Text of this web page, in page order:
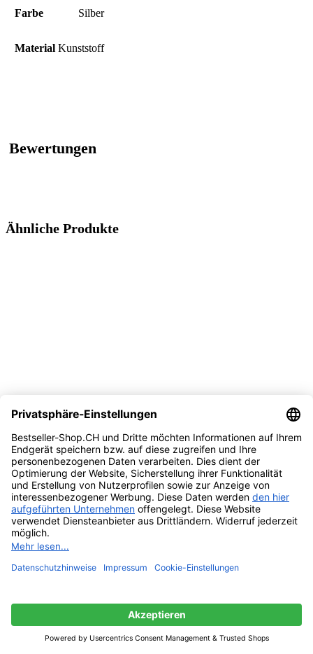
Farbe ‎Silber
Material ‎Kunststoff
Bewertungen
Ähnliche Produkte
Vergleichen
Zur Wunschliste hinzufügen
In den Warenkorb